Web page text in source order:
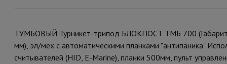
ТУМБОВЫЙ Турникет-трипод БЛОКПОСТ ТМБ 700
мм), эл/мех с автоматическими планками "антипаника"
считывателей (HID, E-Marine), планки 500мм, пульт